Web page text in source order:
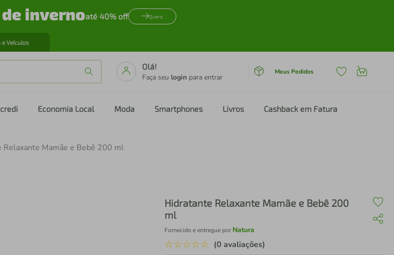
invernoaté 40% off Quero
e Veículos
Olá!
Faça seu login para entrar
Meus Pedidos
Economia Local Moda Smartphones Livros Cashback em Fatura
Relaxante Mamãe e Bebê 200 ml
Hidratante Relaxante Mamãe e Bebê 200
ml
Fornecido e entregue por Natura
☆☆☆☆☆ (0 avaliações)